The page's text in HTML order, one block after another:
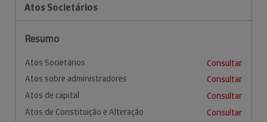
Atos Societários
Resumo
Atos Societários
Consultar
Atos sobre administradores
Consultar
Atos de capital
Consultar
Atos de Constituição e Alteração
Consultar